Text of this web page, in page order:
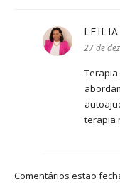
27 de
Terapia
terapia
Comentários estão